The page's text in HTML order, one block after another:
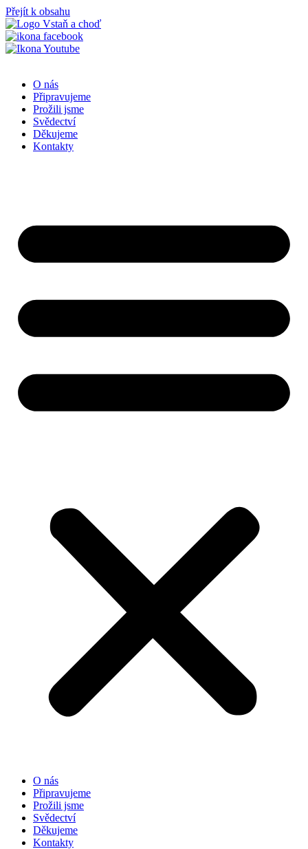
Přejít k obsahu
O nás
Připravujeme
Prožili jsme
Svědectví
Děkujeme
Kontakty
O nás
Připravujeme
Prožili jsme
Svědectví
Děkujeme
Kontakty